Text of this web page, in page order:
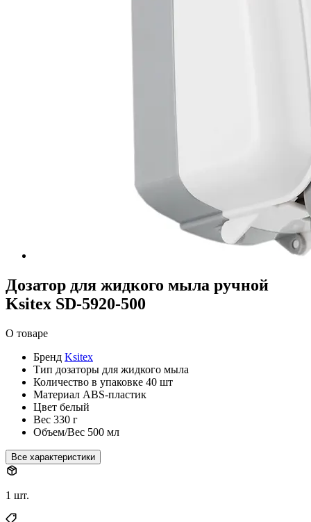
Дозатор для жидкого мыла ручной
Ksitex SD-5920-500
О товаре
Бренд Ksitex
Тип дозаторы для жидкого мыла
Количество в упаковке 40 шт
Материал ABS-пластик
Цвет белый
Вес 330 г
Объем/Вес 500 мл
Все характеристики
1 шт.